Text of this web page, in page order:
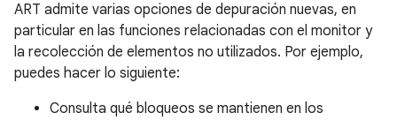
ART admite varias opciones de depuración nuevas, en
particular en las funciones relacionadas con el monitor y
la recolección de elementos no utilizados. Por ejemplo,
puedes hacer lo siguiente:
Consulta qué bloqueos se mantienen en los